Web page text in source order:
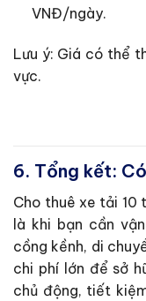
VNĐ/ngày.
Lưu ý: Giá có thể
vực.
6. Tổng kết:
Cho thuê xe tải 10
là khi bạn cần
cồng kềnh, di
chi phí lớn để sở
chủ động, tiết